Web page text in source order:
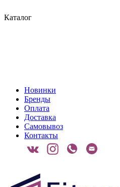
Каталог
Новинки
Бренды
Оплата
Доставка
Самовывоз
Контакты